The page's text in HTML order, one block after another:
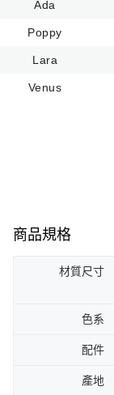
Ada
Poppy
Lara
Venus
商品規格
材質尺寸
色系
配件
產地